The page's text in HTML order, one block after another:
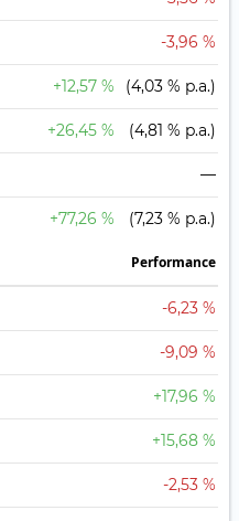
-3,96 %
+12,57 % (4,03 % p.a.)
+26,45 % (4,81 % p.a.)
—
+77,26 % (7,23 % p.a.)
Perfor­mance
-6,23 %
-9,09 %
+17,96 %
+15,68 %
-2,53 %